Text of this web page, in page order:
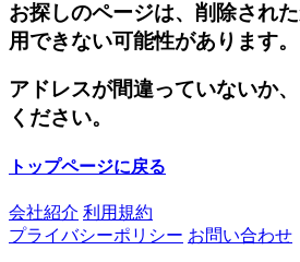
お探しのページは、削除され
用できない可能性があります。
アドレスが間違っていないか
ください。
トップページに戻る
会社紹介 利用規約
プライバシーポリシー お問い合わせ